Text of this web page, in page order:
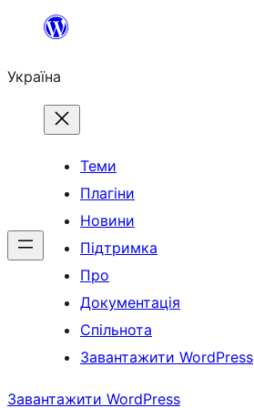
Перейти
вмісту
Україна
Теми
Плагіни
Новини
Підтримка
Про
Документація
Спільнота
Завантажити WordPress
Завантажити WordPress